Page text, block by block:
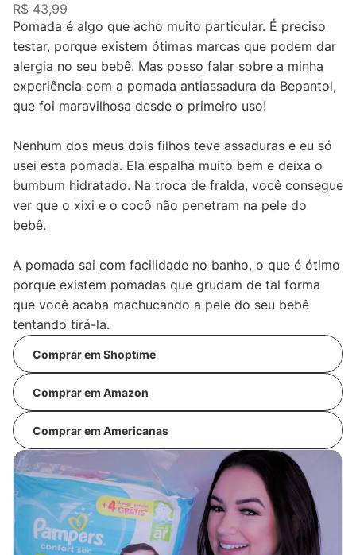
R$ 43,99
Pomada é algo que acho muito particular. É preciso
testar, porque existem ótimas marcas que podem dar
alergia no seu bebê. Mas posso falar sobre a minha
experiência com a pomada antiassadura da Bepantol,
que foi maravilhosa desde o primeiro uso!
Nenhum dos meus dois filhos teve assaduras e eu só
usei esta pomada. Ela espalha muito bem e deixa o
bumbum hidratado. Na troca de fralda, você consegue
ver que o xixi e o cocô não penetram na pele do
bebê.
A pomada sai com facilidade no banho, o que é ótimo
porque existem pomadas que grudam de tal forma
que você acaba machucando a pele do seu bebê
tentando tirá-la.
Comprar em Shoptime
Comprar em Amazon
Comprar em Americanas